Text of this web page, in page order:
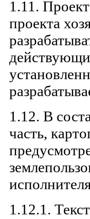
1.11.
проекта
1.12. В
часть,
1.12.1.